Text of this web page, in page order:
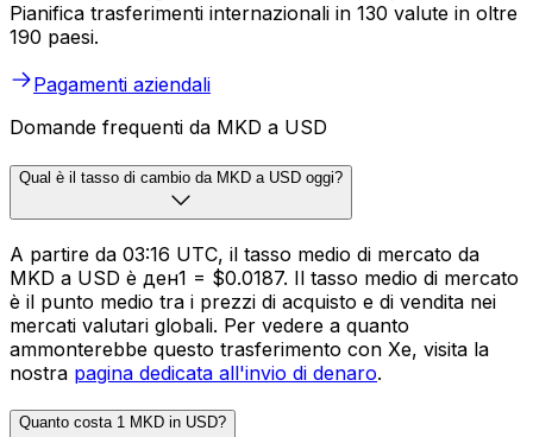
Pianifica trasferimenti internazionali in 130 valute in oltre
190 paesi.
Pagamenti aziendali
Domande frequenti da MKD a USD
Qual è il tasso di cambio da MKD a USD oggi?
A partire da 03:16 UTC, il tasso medio di mercato da
MKD a USD è ден1 = $0.0187. Il tasso medio di mercato
è il punto medio tra i prezzi di acquisto e di vendita nei
mercati valutari globali. Per vedere a quanto
ammonterebbe questo trasferimento con Xe, visita la
nostra pagina dedicata all'invio di denaro.
Quanto costa 1 MKD in USD?